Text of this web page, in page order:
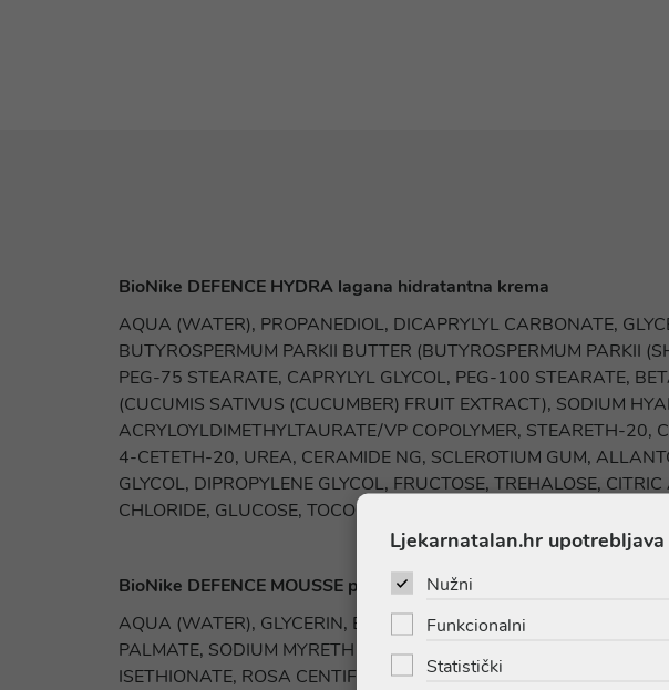
BioNike DEFENCE HYDRA lagana hidratantna krema
AQUA (WATER), PROPANEDIOL, DICAPRYLYL CARBONATE,
BUTYROSPERMUM PARKII BUTTER (BUTYROSPERMUM PARKII
PEG-75 STEARATE, CAPRYLYL GLYCOL, PEG-100 STEARATE,
(CUCUMIS SATIVUS (CUCUMBER) FRUIT EXTRACT), SODIUM
ACRYLOYLDIMETHYLTAURATE/VP COPOLYMER, STEARETH-20,
4-CETETH-20, UREA, CERAMIDE NG, SCLEROTIUM GUM,
GLYCOL, DIPROPYLENE GLYCOL, FRUCTOSE, TREHALOSE,
CHLORIDE, GLUCOSE, TOCOPHEROL, TRISODIUM
BioNike DEFENCE MOUSSE pjena
AQUA (WATER), GLYCERIN, BUTYLENE GLYCOL, PROPYLENE
PALMATE, SODIUM MYRETH SULFATE, SODIUM LAUROYL
ISETHIONATE, ROSA CENTIFOLIA FLOWER WATER, SODIUM
Ljekarnatalan.hr upotrebljava
Nužni
Funkcionalni
Statistički